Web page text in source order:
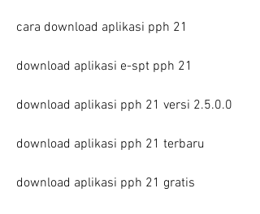
cara download aplikasi pph 21
download aplikasi e-spt pph 21
download aplikasi pph 21 versi 2.5.0.0
download aplikasi pph 21 terbaru
download aplikasi pph 21 gratis